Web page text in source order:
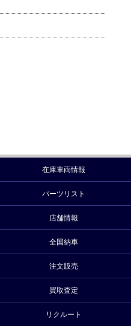
在庫車両情報
パーツリスト
店舗情報
全国納車
注文販売
買取査定
リクルート